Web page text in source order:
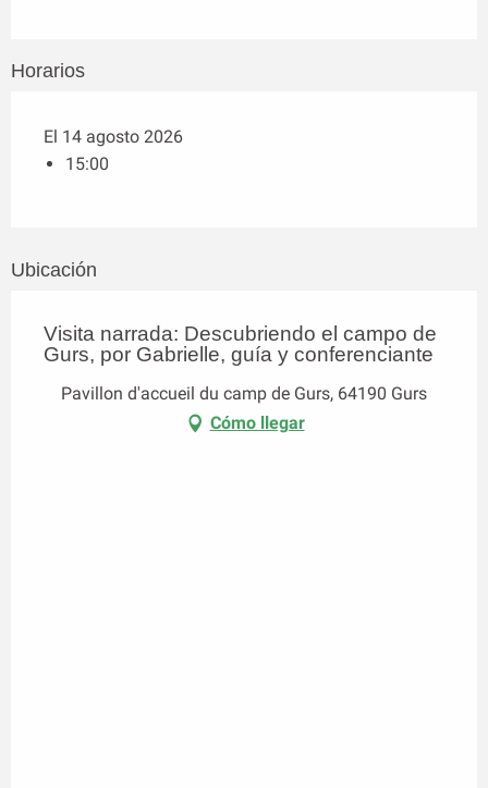
Horarios
El 14 agosto 2026
15:00
Ubicación
Visita narrada: Descubriendo el campo de
Gurs, por Gabrielle, guía y conferenciante
Pavillon d'accueil du camp de Gurs, 64190 Gurs
Cómo llegar